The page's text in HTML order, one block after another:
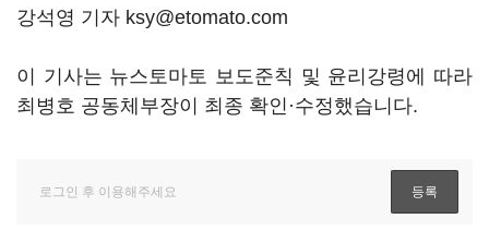
강석영 기자 ksy@etomato.com
이 기사는 뉴스토마토 보도준칙 및 윤리강령에 따라
최병호 공동체부장이 최종 확인·수정했습니다.